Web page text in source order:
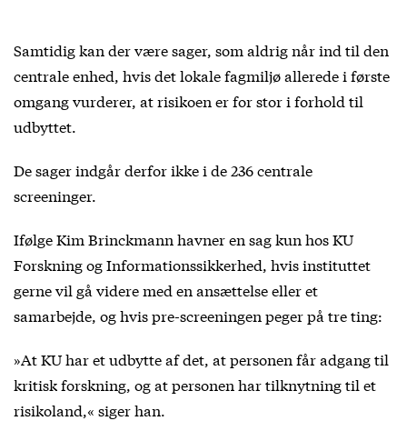
Samtidig kan der være sager, som aldrig når ind til den
centrale enhed, hvis det lokale fagmiljø allerede i første
omgang vurderer, at risikoen er for stor i forhold til
udbyttet.
De sager indgår derfor ikke i de 236 centrale
screeninger.
Ifølge Kim Brinckmann havner en sag kun hos KU
Forskning og Informationssikkerhed, hvis instituttet
gerne vil gå videre med en ansættelse eller et
samarbejde, og hvis pre-screeningen peger på tre ting:
»At KU har et udbytte af det, at personen får adgang til
kritisk forskning, og at personen har tilknytning til et
risikoland,« siger han.